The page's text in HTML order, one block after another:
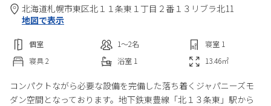
北海道札幌市東区北１１条東１丁目２番１３ リブラ北11
地図で表示
個室 1〜2名 寝室 1
寝具2 浴室 1 13.46㎡
コンパクトながら必要な設備を完備した落ち着くジャパニーズモ
ダン空間となっております。地下鉄東豊線「北１３条東」駅から